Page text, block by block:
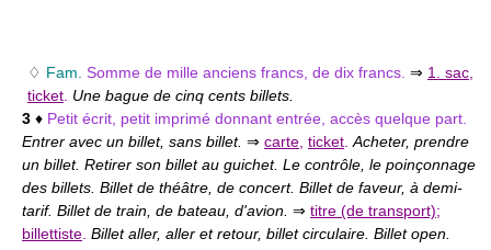
♢ Fam. Somme de mille anciens francs, de dix francs. ⇒ 1. sac
ticket Une bague de cinq cents billets.
3 ♦ Petit écrit, petit imprimé donnant entrée, accès quelque part.
Entrer avec un billet, sans billet. ⇒ carte ticket Acheter, prendre
un billet. Retirer son billet au guichet. Le contrôle, le poinçonnage
des billets. Billet de théâtre, de concert. Billet de faveur, à demi-
tarif. Billet de train, de bateau, d'avion. ⇒ titre (de transport);
billettiste Billet aller, aller et retour, billet circulaire. Billet open.